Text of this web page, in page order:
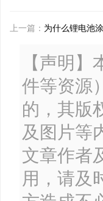
上一篇： 为什么锂电池
【声明
件等资源
的，其版
及图片等
文章作者
用，请及